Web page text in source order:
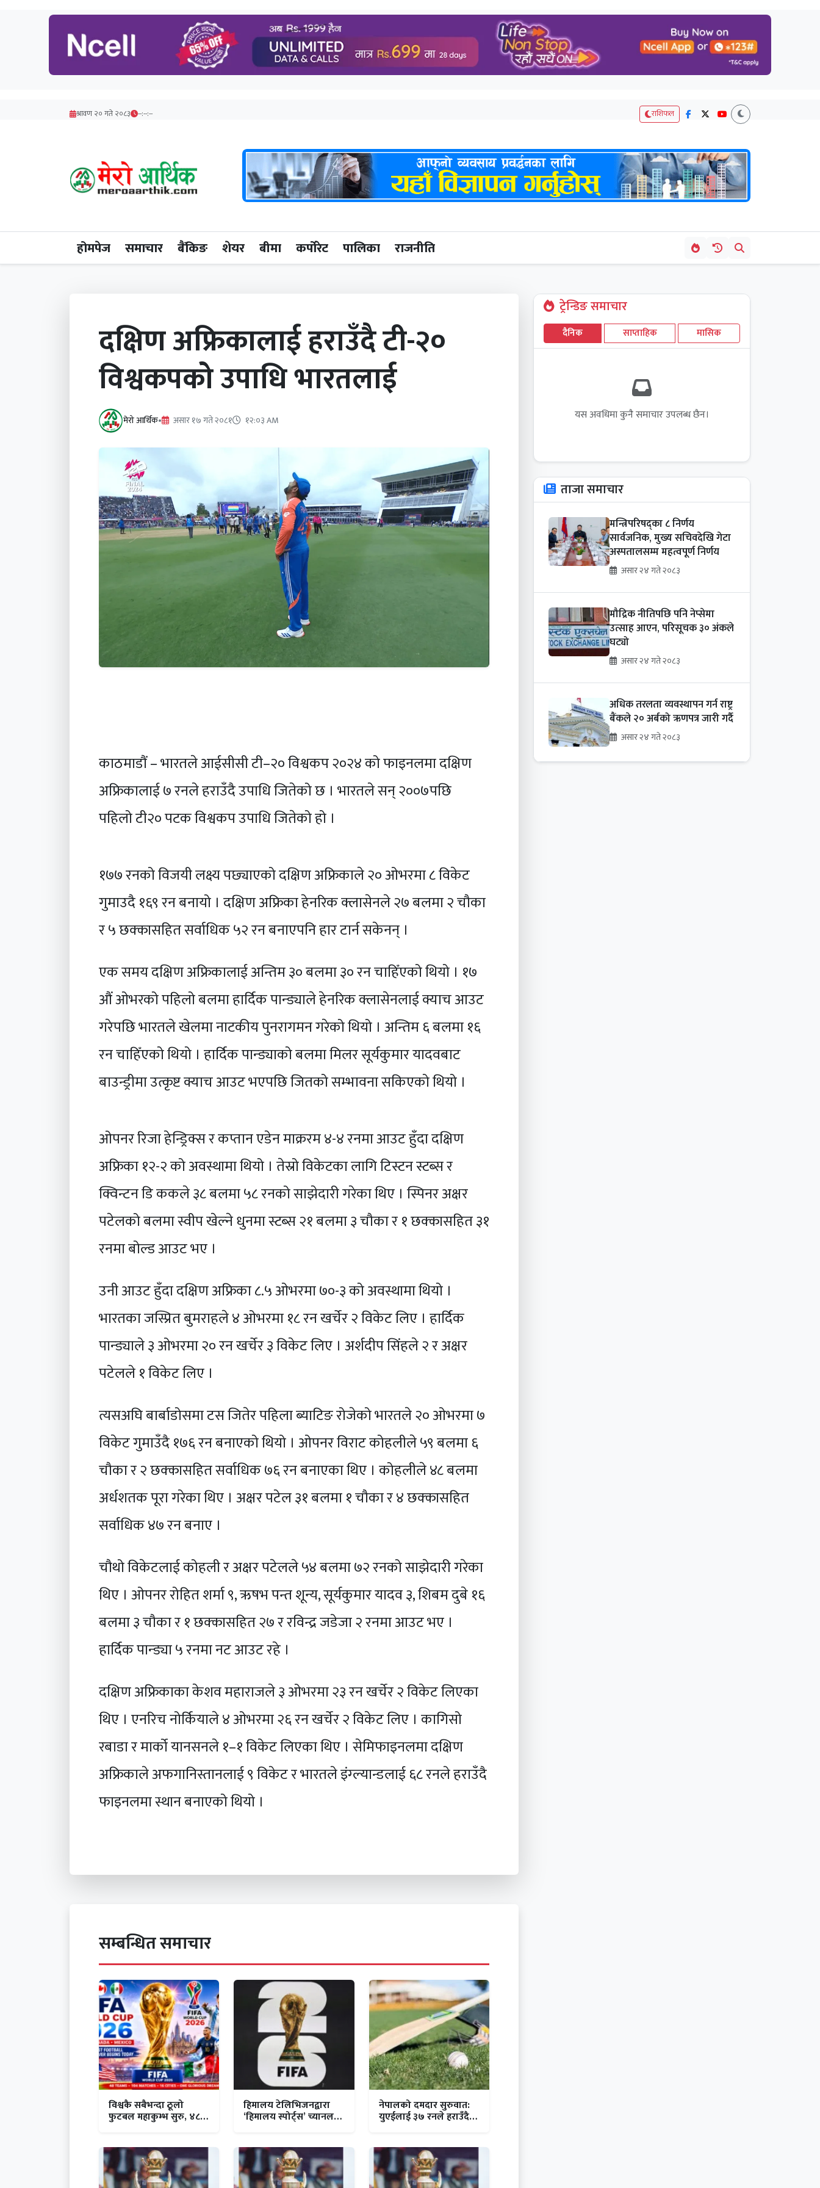
श्रावण २० गते २०८३ --:--:-- राशिफल
होमपेज समाचार बैंकिङ शेयर बीमा कर्पोरेट पालिका राजनीति
दक्षिण अफ्रिकालाई हराउँदै टी-२०
विश्वकपको उपाधि भारतलाई
मेरो आर्थिक• असार १७ गते २०८१ १२:०३ AM
काठमाडौं – भारतले आईसीसी टी–२० विश्वकप २०२४ को फाइनलमा दक्षिण
अफ्रिकालाई ७ रनले हराउँदै उपाधि जितेको छ । भारतले सन् २००७पछि
पहिलो टी२० पटक विश्वकप उपाधि जितेको हो ।
१७७ रनको विजयी लक्ष्य पछ्याएको दक्षिण अफ्रिकाले २० ओभरमा ८ विकेट
गुमाउदै १६९ रन बनायो । दक्षिण अफ्रिका हेनरिक क्लासेनले २७ बलमा २ चौका
र ५ छक्कासहित सर्वाधिक ५२ रन बनाएपनि हार टार्न सकेनन् ।
एक समय दक्षिण अफ्रिकालाई अन्तिम ३० बलमा ३० रन चाहिँएको थियो । १७
औं ओभरको पहिलो बलमा हार्दिक पान्ड्याले हेनरिक क्लासेनलाई क्याच आउट
गरेपछि भारतले खेलमा नाटकीय पुनरागमन गरेको थियो । अन्तिम ६ बलमा १६
रन चाहिँएको थियो । हार्दिक पान्ड्याको बलमा मिलर सूर्यकुमार यादवबाट
बाउन्ड्रीमा उत्कृष्ट क्याच आउट भएपछि जितको सम्भावना सकिएको थियो ।
ओपनर रिजा हेन्ड्रिक्स र कप्तान एडेन माक्ररम ४-४ रनमा आउट हुँदा दक्षिण
अफ्रिका १२-२ को अवस्थामा थियो । तेस्रो विकेटका लागि टिस्टन स्टब्स र
क्विन्टन डि ककले ३८ बलमा ५८ रनको साझेदारी गरेका थिए । स्पिनर अक्षर
पटेलको बलमा स्वीप खेल्ने धुनमा स्टब्स २१ बलमा ३ चौका र १ छक्कासहित ३१
रनमा बोल्ड आउट भए ।
उनी आउट हुँदा दक्षिण अफ्रिका ८.५ ओभरमा ७०-३ को अवस्थामा थियो ।
भारतका जस्प्रित बुमराहले ४ ओभरमा १८ रन खर्चेर २ विकेट लिए । हार्दिक
पान्ड्याले ३ ओभरमा २० रन खर्चेर ३ विकेट लिए । अर्शदीप सिंहले २ र अक्षर
पटेलले १ विकेट लिए ।
त्यसअघि बार्बाडोसमा टस जितेर पहिला ब्याटिङ रोजेको भारतले २० ओभरमा ७
विकेट गुमाउँदै १७६ रन बनाएको थियो । ओपनर विराट कोहलीले ५९ बलमा ६
चौका र २ छक्कासहित सर्वाधिक ७६ रन बनाएका थिए । कोहलीले ४८ बलमा
अर्धशतक पूरा गरेका थिए । अक्षर पटेल ३१ बलमा १ चौका र ४ छक्कासहित
सर्वाधिक ४७ रन बनाए ।
चौथो विकेटलाई कोहली र अक्षर पटेलले ५४ बलमा ७२ रनको साझेदारी गरेका
थिए । ओपनर रोहित शर्मा ९, ऋषभ पन्त शून्य, सूर्यकुमार यादव ३, शिबम दुबे १६
बलमा ३ चौका र १ छक्कासहित २७ र रविन्द्र जडेजा २ रनमा आउट भए ।
हार्दिक पान्ड्या ५ रनमा नट आउट रहे ।
दक्षिण अफ्रिकाका केशव महाराजले ३ ओभरमा २३ रन खर्चेर २ विकेट लिएका
थिए । एनरिच नोर्कियाले ४ ओभरमा २६ रन खर्चेर २ विकेट लिए । कागिसो
रबाडा र मार्को यानसनले १–१ विकेट लिएका थिए । सेमिफाइनलमा दक्षिण
अफ्रिकाले अफगानिस्तानलाई ९ विकेट र भारतले इंग्ल्यान्डलाई ६८ रनले हराउँदै
फाइनलमा स्थान बनाएको थियो ।
सम्बन्धित समाचार
विश्वकै सबैभन्दा ठूलो
फुटबल महाकुम्भ सुरु, ४८
हिमालय टेलिभिजनद्वारा
‘हिमालय स्पोर्ट्स’ च्यानल
प्रसारण हुने
नेपालको दमदार सुरुवात:
युएईलाई ३७ रनले हराउँदै
ट्रेन्डिङ समाचार
दैनिक साप्ताहिक मासिक
यस अवधिमा कुनै समाचार उपलब्ध छैन।
ताजा समाचार
मन्त्रिपरिषद्का ८ निर्णय
सार्वजनिक, मुख्य सचिवदेखि गेटा
अस्पतालसम्म महत्वपूर्ण निर्णय
असार २४ गते २०८३
मौद्रिक नीतिपछि पनि नेप्सेमा
उत्साह आएन, परिसूचक ३० अंकले
घट्यो
असार २४ गते २०८३
अधिक तरलता व्यवस्थापन गर्न राष्ट्र
बैंकले २० अर्बको ऋणपत्र जारी गर्दै
असार २४ गते २०८३